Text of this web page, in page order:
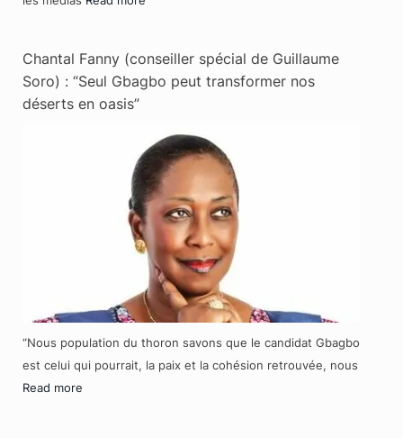
Chantal Fanny (conseiller spécial de Guillaume
Soro) : “Seul Gbagbo peut transformer nos
déserts en oasis”
“Nous population du thoron savons que le candidat Gbagbo
est celui qui pourrait, la paix et la cohésion retrouvée, nous
Read more